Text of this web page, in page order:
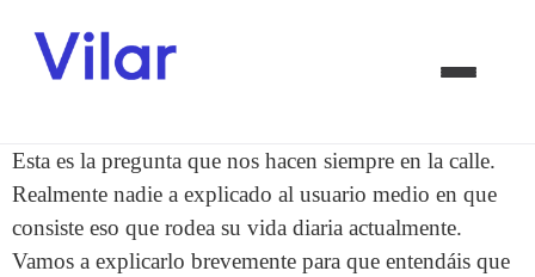
Esta es la pregunta que nos hacen siempre en la calle.
Realmente nadie a explicado al usuario medio en que
consiste eso que rodea su vida diaria actualmente.
Vamos a explicarlo brevemente para que entendáis que